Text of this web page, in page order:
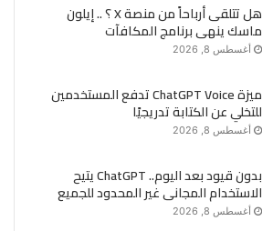
هل تتلقى أرباحاً من منصة X ؟ .. إيلون
ماسك ينهى برنامج المكافآت
أغسطس 8, 2026
ميزة ChatGPT Voice تدفع المستخدمين
للتخلي عن الكتابة تدريجيًا
أغسطس 8, 2026
بدون قيود بعد اليوم.. ChatGPT يتيح
الاستخدام المجانى غير المحدود للجميع
أغسطس 8, 2026